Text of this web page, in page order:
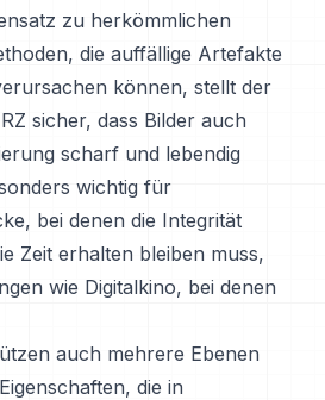
zu herkömmlichen
die auffällige Artefakte
können, stellt der
sicher, dass Bilder auch
scharf und lebendig
wichtig für
bei denen die Integrität
Zeit erhalten bleiben muss,
wie Digitalkino, bei denen
auch mehrere Ebenen
die in